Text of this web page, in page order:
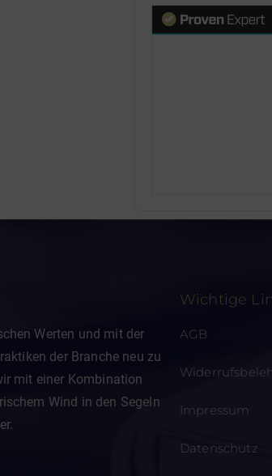
Werten und mit der
der Branche neu zu
mit einer Kombination
Wind in den Segeln
Wichtige
AGB
Impressum
Datenschutz